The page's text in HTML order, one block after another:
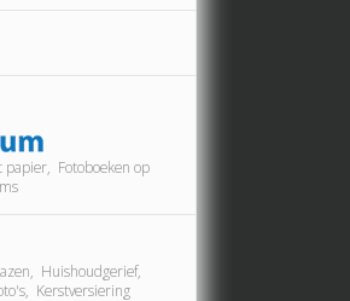
papier, Fotoboeken op
Huishoudgerief,
Kerstversiering